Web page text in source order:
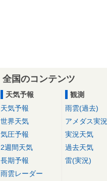
全国のコンテンツ
天気予報
天気予報
世界天気
気圧予報
2週間天気
長期予報
雨雲レーダー
観測
雨雲(過去)
アメダス実況
実況天気
過去天気
雷(実況)